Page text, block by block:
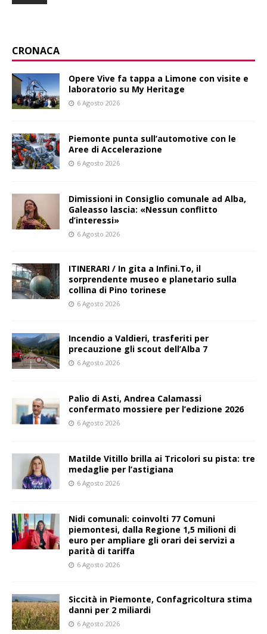
CRONACA
Opere Vive fa tappa a Limone con visite e
laboratorio su My Heritage
6 Agosto 2026
Piemonte punta sull’automotive con le
Aree di Accelerazione
6 Agosto 2026
Dimissioni in Consiglio comunale ad Alba,
Galeasso lascia: «Nessun conflitto
d’interessi»
6 Agosto 2026
ITINERARI / In gita a Infini.To, il
sorprendente museo e planetario sulla
collina di Pino torinese
6 Agosto 2026
Incendio a Valdieri, trasferiti per
precauzione gli scout dell’Alba 7
6 Agosto 2026
Palio di Asti, Andrea Calamassi
confermato mossiere per l’edizione 2026
6 Agosto 2026
Matilde Vitillo brilla ai Tricolori su pista: tre
medaglie per l’astigiana
6 Agosto 2026
Nidi comunali: coinvolti 77 Comuni
piemontesi, dalla Regione 1,5 milioni di
euro per ampliare gli orari dei servizi a
parità di tariffa
6 Agosto 2026
Siccità in Piemonte, Confagricoltura stima
danni per 2 miliardi
6 Agosto 2026